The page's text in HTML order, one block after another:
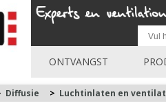
ONTVANGST
Diffusie > Luchtinlaten en